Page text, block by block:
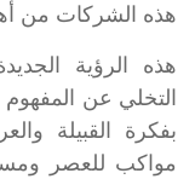
هذه الشركات من
هذه الرؤية
التخلي عن المفهوم
بفكرة القبيلة
مواكب للعصر